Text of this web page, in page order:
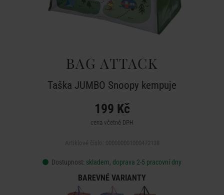
BAG ATTACK
Taška JUMBO Snoopy kempuje
199 Kč
cena včetně DPH
Dostupnost: skladem, doprava 2-5 pracovní dny
BAREVNÉ VARIANTY